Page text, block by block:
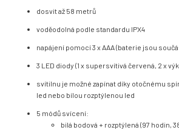
dosvit až 58 metrů
voděodolná podle standardu IPX4
napájení pomocí 3 x AAA (baterie jsou
3 LED diody (1 x supersvítivá červená, 2 x
svítilnu je možné zapínat díky otočnému
led nebo bílou rozptýlenou led
5 módů svícení:
bilá bodová + rozptýlená (97 hodin,